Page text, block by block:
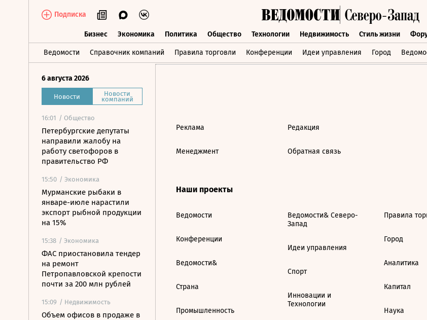
Подписка
Бизнес Экономика Политика Общество Технологии Недвижимость Стиль жизни
Ведомости Справочник компаний Правила торговли Конференции Идеи управления Город
Бизнес Экономика Политика Общество Технологии Недвижимость Стиль жизни
6 августа 2026
Новости Новости
компаний
16:01 / Общество
Петербургские депутаты
направили жалобу на
работу светофоров в
правительство РФ
15:50 / Экономика
Мурманские рыбаки в
январе-июле нарастили
экспорт рыбной продукции
на 15%
15:38 / Экономика
ФАС приостановила тендер
на ремонт
Петропавловской крепости
почти за 200 млн рублей
15:09 / Недвижимость
Объем офисов в продаже в
Реклама
Менеджмент
Редакция
Обратная связь
Наши проекты
Ведомости
Конференции
Ведомости&
Страна
Промышленность
Ведомости& Северо-
Запад
Идеи управления
Спорт
Инновации и
Технологии
Правила
Город
Аналитика
Капитал
Наука